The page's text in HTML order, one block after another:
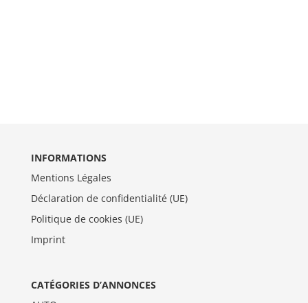
INFORMATIONS
Mentions Légales
Déclaration de confidentialité (UE)
Politique de cookies (UE)
Imprint
CATÉGORIES D’ANNONCES